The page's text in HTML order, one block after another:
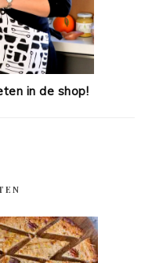
in de shop!